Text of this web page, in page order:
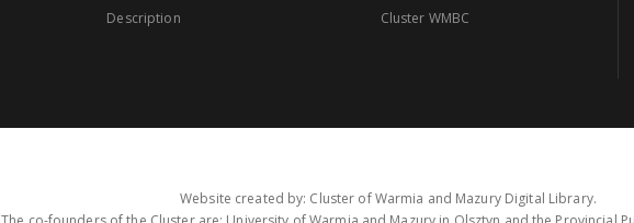
Description
Cluster WMBC
Website created by: Cluster of Warmia and Mazury Digital Library.